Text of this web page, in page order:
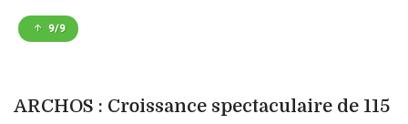
9/9
ARCHOS : Croissance spectaculaire de 115